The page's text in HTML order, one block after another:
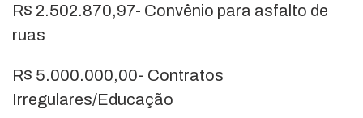
R$ 2.502.870,97- Convênio para asfalto de
ruas
R$ 5.000.000,00- Contratos
Irregulares/Educação